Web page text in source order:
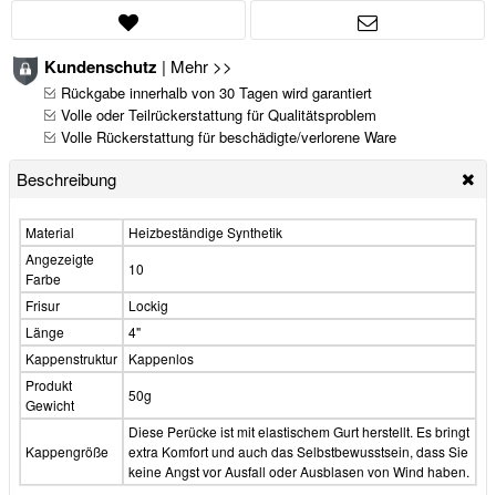
Kundenschutz | Mehr >>
Rückgabe innerhalb von 30 Tagen wird garantiert
Volle oder Teilrückerstattung für Qualitätsproblem
Volle Rückerstattung für beschädigte/verlorene Ware
Beschreibung
Material
Heizbeständige Synthetik
Angezeigte
Farbe
10
Frisur
Lockig
Länge
4"
Kappenstruktur
Kappenlos
Produkt
Gewicht
50g
Kappengröße
Diese Perücke ist mit elastischem Gurt herstellt. Es bringt
extra Komfort und auch das Selbstbewusstsein, dass Sie
keine Angst vor Ausfall oder Ausblasen von Wind haben.